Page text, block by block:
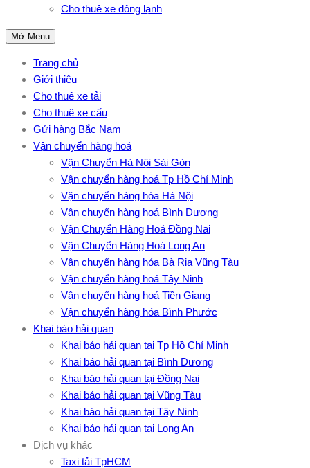
Cho thuê xe đông lạnh
Mở Menu
Trang chủ
Giới thiệu
Cho thuê xe tải
Cho thuê xe cẩu
Gửi hàng Bắc Nam
Vận chuyển hàng hoá
Vận Chuyển Hà Nội Sài Gòn
Vận chuyển hàng hoá Tp Hồ Chí Minh
Vận chuyển hàng hóa Hà Nội
Vận chuyển hàng hoá Bình Dương
Vận Chuyển Hàng Hoá Đồng Nai
Vận Chuyển Hàng Hoá Long An
Vận chuyển hàng hóa Bà Rịa Vũng Tàu
Vận chuyển hàng hoá Tây Ninh
Vận chuyển hàng hoá Tiền Giang
Vận chuyển hàng hóa Bình Phước
Khai báo hải quan
Khai báo hải quan tại Tp Hồ Chí Minh
Khai báo hải quan tại Bình Dương
Khai báo hải quan tại Đồng Nai
Khai báo hải quan tại Vũng Tàu
Khai báo hải quan tại Tây Ninh
Khai báo hải quan tại Long An
Dịch vụ khác
Taxi tải TpHCM